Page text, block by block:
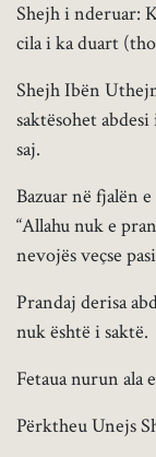
Shejh i nderuar:
cila i ka duart
Shejh Ibën
saktësohet
saj.
Bazuar në fjalën
“Allahu nuk e
nevojës veçse
Prandaj derisa
nuk është i saktë.
Fetaua nurun ala
Përktheu Unejs